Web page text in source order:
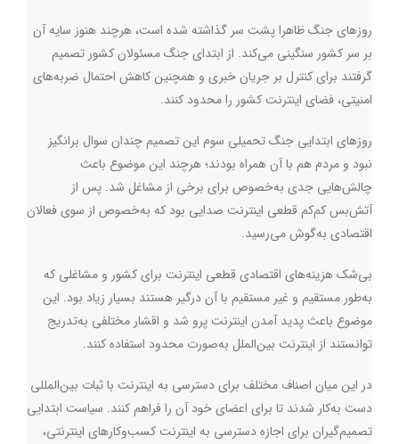
روزهای جنگ ظاهرا پشت سر گذاشته شده است، هرچند هنوز سایه آن
بر سر کشور سنگینی می‌کند. از ابتدای جنگ مسئولان کشور تصمیم
گرفتند برای کنترل بر جریان خبری و همچنین کاهش احتمال ضربه‌های
امنیتی، فضای اینترنت کشور را محدود کنند.
روزهای ابتدایی جنگ تحمیلی سوم این تصمیم چندان سوال برانگیز
نبود و مردم هم با آن همراه بودند؛ هرچند این موضوع باعث
چالش‌هایی جدی به‌خصوص برای برخی از مشاغل شد. پس از
آتش‌بس کم‌کم قطعی اینترنت صدایی بود که به‌خصوص از سوی فعالان
اقتصادی به‌گوش می‌رسید.
بی‌شک هزینه‌های اقتصادی قطعی اینترنت برای کشور و مشاغلی که
به‌طور مستقیم و غیر مستقیم با آن درگیر هستند بسیار زیاد بود. این
موضوع باعث پدید آمدن اینترنت پرو شد و اقشار مختلفی به‌تدریج
توانستند از اینترنت بین‌الملل به‌صورت محدود استفاده کنند.
در این میان اصناف مختلف برای دسترسی به اینترنت با ثبات بین‌المللی
دست به‌کار شدند تا برای اعضای خود آن را فراهم کنند. سیاست ابتدایی
تصمیم‌گیران برای اجازه دسترسی به اینترنت کسب‌وکارهای اینترنتی،